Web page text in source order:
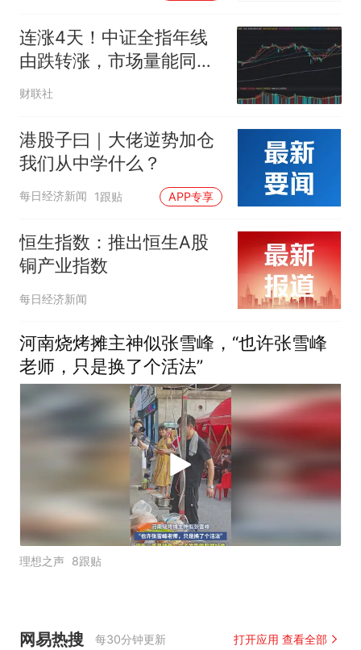
连涨4天！中证全指年线
由跌转涨，市场量能同步
回暖，哪些板块仍年内领
财联社
港股子曰｜大佬逆势加仓
我们从中学什么？
每日经济新闻 1跟贴 APP专享
恒生指数：推出恒生A股
铜产业指数
每日经济新闻
河南烧烤摊主神似张雪峰，“也许张雪峰
老师，只是换了个活法”
理想之声 8跟贴
网易热搜 每30分钟更新 打开应用 查看全部